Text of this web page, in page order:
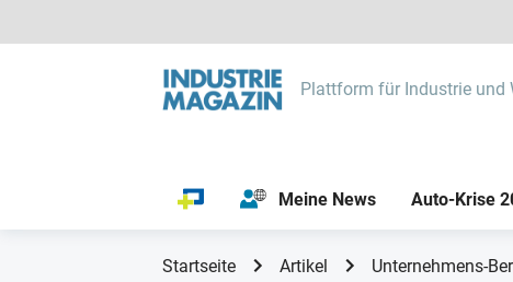
Plattform für Industrie und
Meine News Auto-Krise
Startseite Artikel Unternehmens-